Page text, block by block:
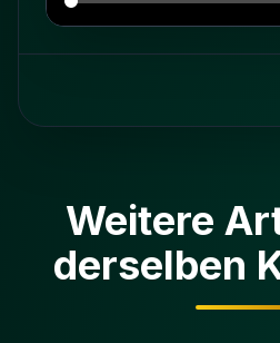
Weitere
derselben